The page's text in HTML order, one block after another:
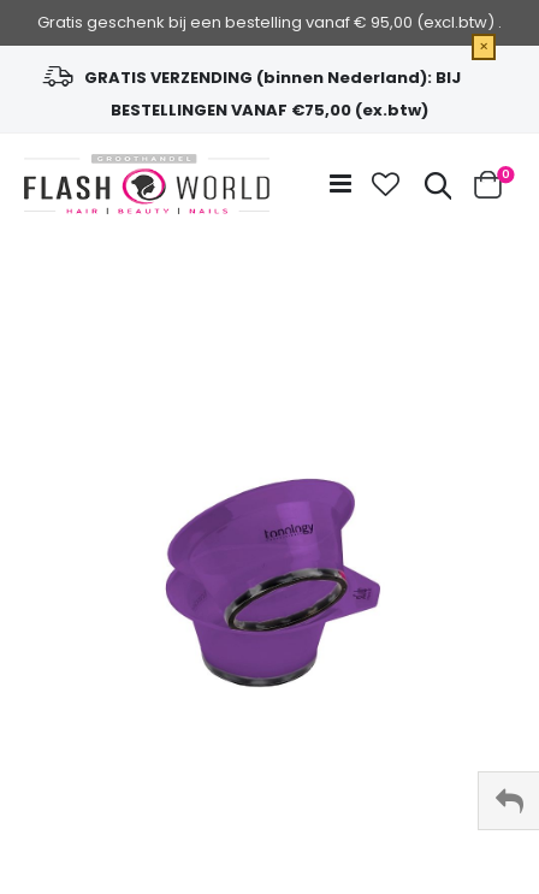
Gratis geschenk bij een bestelling vanaf € 95,00 (excl.btw) .
×
GRATIS VERZENDING (binnen Nederland): BIJ
BESTELLINGEN VANAF €75,00 (ex.btw)
de
inhoud
Zoek
Cart
0